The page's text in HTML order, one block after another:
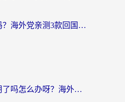
穿梭和快喵好用吗？海外党亲测3款回国加速器，附日本回国VPN避坑指南
汽水到国外不能用了吗怎么办呀？海外党追剧看片的救星在这里！